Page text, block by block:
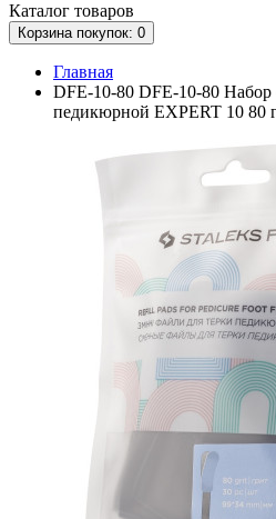
Каталог товаров
Корзинапокупок: 0
Главная
DFE-10-80 DFE-10-80
педикюрной EXPERT 10 80